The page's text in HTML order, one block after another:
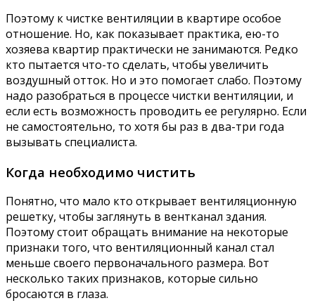
Поэтому к чистке вентиляции в квартире особое
отношение. Но, как показывает практика, ею-то
хозяева квартир практически не занимаются. Редко
кто пытается что-то сделать, чтобы увеличить
воздушный отток. Но и это помогает слабо. Поэтому
надо разобраться в процессе чистки вентиляции, и
если есть возможность проводить ее регулярно. Если
не самостоятельно, то хотя бы раз в два-три года
вызывать специалиста.
Когда необходимо чистить
Понятно, что мало кто открывает вентиляционную
решетку, чтобы заглянуть в вентканал здания.
Поэтому стоит обращать внимание на некоторые
признаки того, что вентиляционный канал стал
меньше своего первоначального размера. Вот
несколько таких признаков, которые сильно
бросаются в глаза.